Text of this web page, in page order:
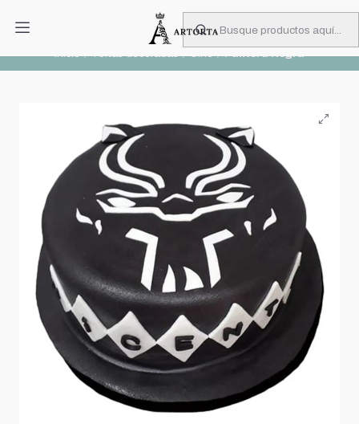
PIDA CON MUCHA ANTICIPACIÓN
Inicio Tortas decoradas Cine Pantera Negra